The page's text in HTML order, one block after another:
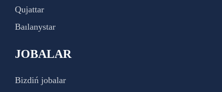
Qujattar
Baılanystar
JOBALAR
Bizdiń jobalar